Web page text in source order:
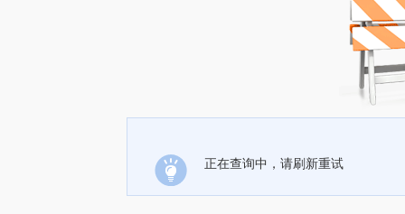
正在查询中，请刷新重试